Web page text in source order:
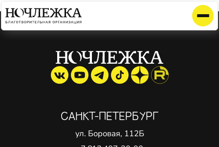
Элемент не найден!
САНКТ-ПЕТЕРБУРГ
ул. Боровая, 112Б